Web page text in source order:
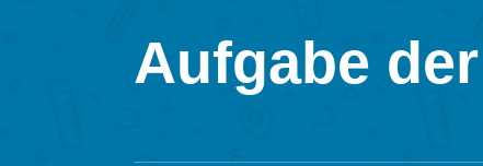
Aufgabe